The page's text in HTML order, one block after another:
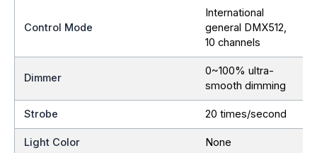
Control Mode
International
general DMX512,
10 channels
Dimmer
0~100% ultra-
smooth dimming
Strobe 20 times/second
Light Color None